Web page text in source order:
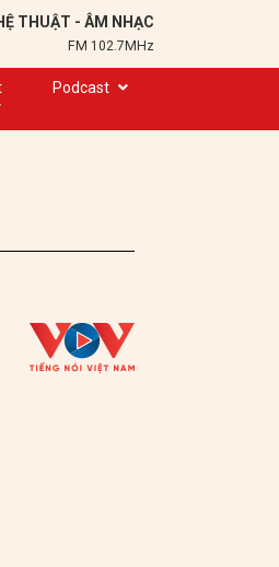
THUẬT - ÂM NHẠC
FM 102.7MHz
Podcast
Trạm 102,7
Đôi bạn văn chương
Hành trình sáng tạo